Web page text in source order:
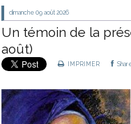
dimanche 09 août 2026
Un témoin de la
août)
IMPRIMER